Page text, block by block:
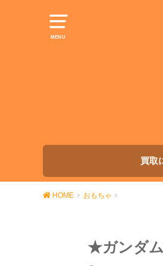
MENU
買取
HOME おもちゃ
★ガンダ